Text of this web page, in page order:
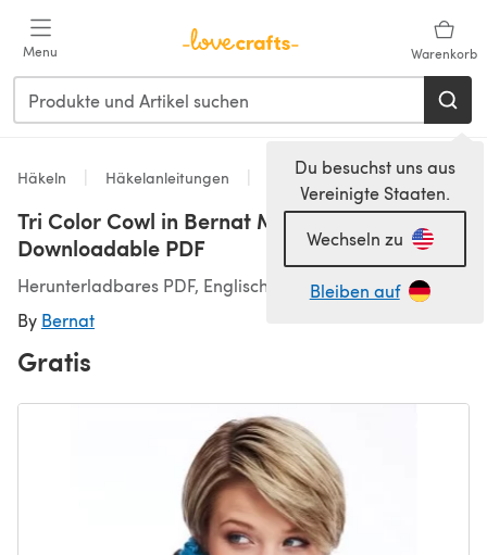
Menu Warenkorb
Du besuchst uns aus
Vereinigte Staaten.
Wechseln zu
Bleiben auf
Häkeln Häkelanleitungen Schals & Tücher
Tri Color Cowl in Bernat Mega Bulky -
Downloadable PDF
Herunterladbares PDF, Englisch
By Bernat
Gratis